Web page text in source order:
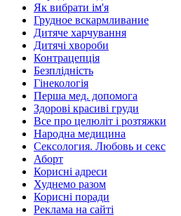
Як вибрати ім'я
Грудное вскармливание
Дитяче харчування
Дитячі хвороби
Контрацепція
Безплідність
Гінекологія
Перша мед. допомога
Здорові красиві груди
Все про целюліт і розтяжки
Народна медицина
Сексология. Любовь и секс
Аборт
Корисні адреси
Худнемо разом
Корисні поради
Реклама на сайті